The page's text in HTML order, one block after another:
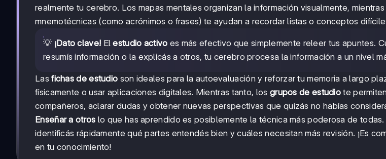
realmente tu cerebro. Los mapas mentales organizan la información visualmente,
mnemotécnicas (como acrónimos o frases) te ayudan a recordar listas o conceptos
💡 ¡Dato clave! Elestudio activo es más efectivo que simplemente releer tus apuntes.
resumís información o la explicás a otros, tu cerebro procesa la información a un nivel
Lasfichas de estudio son ideales para la autoevaluación y reforzar tu memoria a largo
físicamente o usar aplicaciones digitales. Mientras tanto, los grupos de estudio te
compañeros, aclarar dudas y obtener nuevas perspectivas que quizás no habías
Enseñar a otros lo que has aprendido es posiblemente la técnica más poderosa de
identificás rápidamente qué partes entendés bien y cuáles necesitan más revisión. ¡Es
en tu conocimiento!